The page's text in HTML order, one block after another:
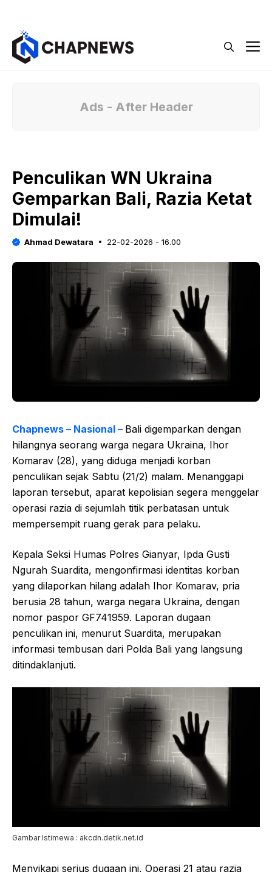
Ads - After Header
Penculikan WN Ukraina
Gemparkan Bali, Razia Ketat
Dimulai!
Ahmad Dewatara 22-02-2026 - 16.00
Chapnews – Nasional – Bali digemparkan dengan
hilangnya seorang warga negara Ukraina, Ihor
Komarav (28), yang diduga menjadi korban
penculikan sejak Sabtu (21/2) malam. Menanggapi
laporan tersebut, aparat kepolisian segera menggelar
operasi razia di sejumlah titik perbatasan untuk
mempersempit ruang gerak para pelaku.
Kepala Seksi Humas Polres Gianyar, Ipda Gusti
Ngurah Suardita, mengonfirmasi identitas korban
yang dilaporkan hilang adalah Ihor Komarav, pria
berusia 28 tahun, warga negara Ukraina, dengan
nomor paspor GF741959. Laporan dugaan
penculikan ini, menurut Suardita, merupakan
informasi tembusan dari Polda Bali yang langsung
ditindaklanjuti.
Gambar Istimewa : akcdn.detik.net.id
Menyikapi serius dugaan ini, Operasi 21 atau razia